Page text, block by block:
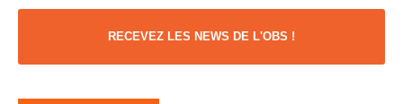
RECEVEZ LES NEWS DE L'OBS !